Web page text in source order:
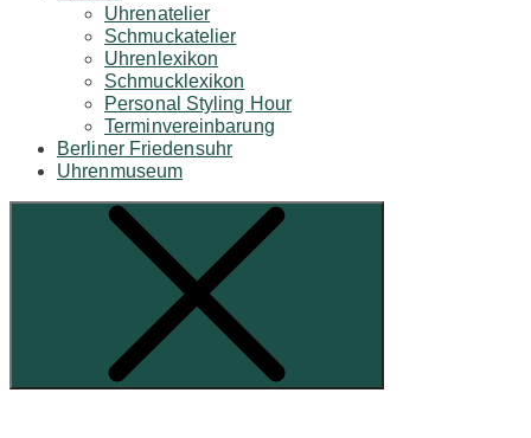
Uhrenatelier
Schmuckatelier
Uhrenlexikon
Schmucklexikon
Personal Styling Hour
Terminvereinbarung
Berliner Friedensuhr
Uhrenmuseum